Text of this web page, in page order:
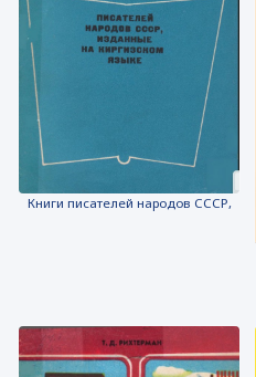
Книги писателей народов СССР,